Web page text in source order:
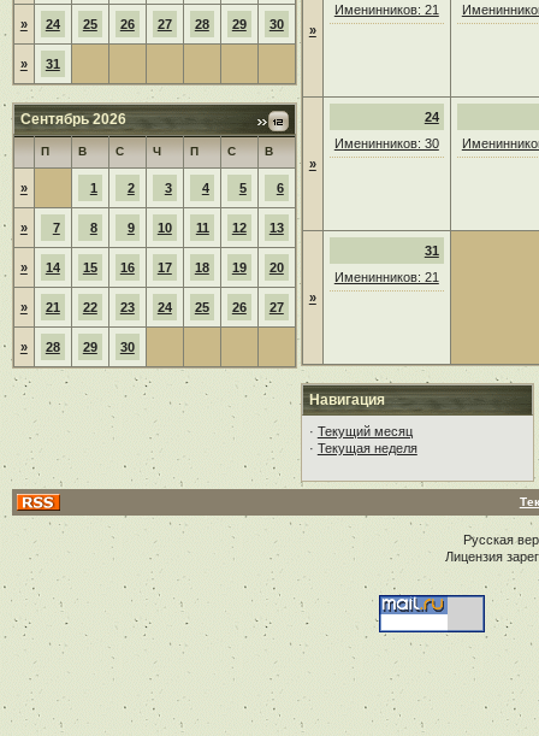
» 24 25 26 27 28 29 30
» 31
Сентябрь 2026
П В С Ч П С В
» 1 2 3 4 5 6
» 7 8 9 10 11 12 13
» 14 15 16 17 18 19 20
» 21 22 23 24 25 26 27
» 28 29 30
»
Именинников: 21
»
24
Именинников: 30
»
31
Именинников: 21
Навигация
· Текущий месяц
· Текущая неделя
Русская
Лицензия